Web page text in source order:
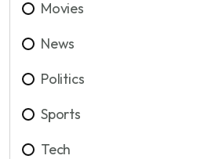
Movies
News
Politics
Sports
Tech